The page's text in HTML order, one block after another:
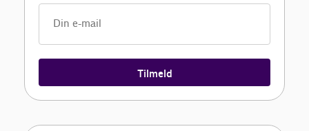
Tilmeld